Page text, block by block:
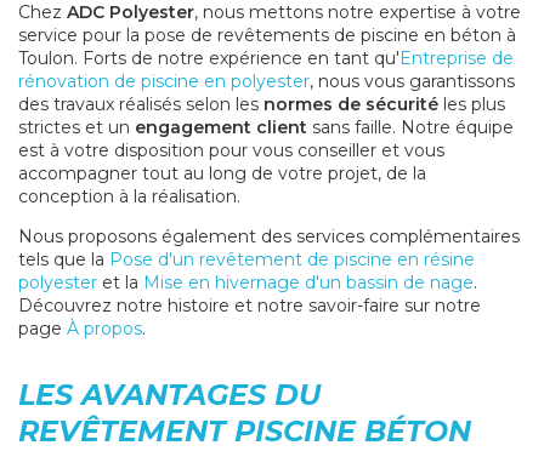
Chez ADC Polyester, nous mettons notre expertise à votre
service pour la pose de revêtements de piscine en béton à
Toulon. Forts de notre expérience en tant qu'Entreprise de
rénovation de piscine en polyester, nous vous garantissons
des travaux réalisés selon les normes de sécurité les plus
strictes et un engagement client sans faille. Notre équipe
est à votre disposition pour vous conseiller et vous
accompagner tout au long de votre projet, de la
conception à la réalisation.
Nous proposons également des services complémentaires
tels que la Pose d'un revêtement de piscine en résine
polyester et la Mise en hivernage d'un bassin de nage.
Découvrez notre histoire et notre savoir-faire sur notre
page À propos.
LES AVANTAGES DU
REVÊTEMENT PISCINE BÉTON